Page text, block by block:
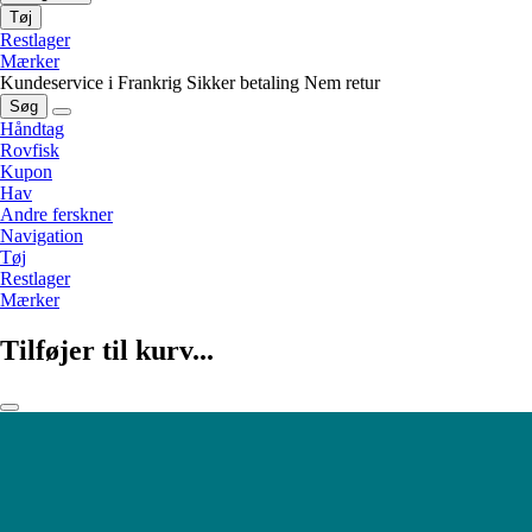
Tøj
Restlager
Mærker
Kundeservice i Frankrig Sikker betaling Nem retur
Søg
Håndtag
Rovfisk
Kupon
Hav
Andre ferskner
Navigation
Tøj
Restlager
Mærker
Tilføjer til kurv...